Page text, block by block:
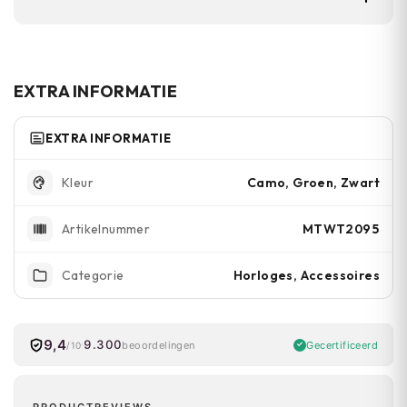
EXTRA INFORMATIE
EXTRA INFORMATIE
Kleur Camo, Groen, Zwart
Artikelnummer MTWT2095
Categorie Horloges, Accessoires
9,4/10 9.300beoordelingen Gecertificeerd